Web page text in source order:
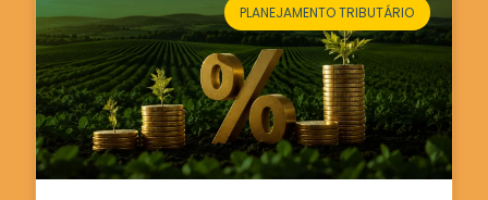
PLANEJAMENTO TRIBUTÁRIO